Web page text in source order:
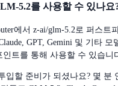
5.2를 사용할 수 있나요
에서 z-ai/glm-5.2로 퍼스트
GPT, Gemini 및 기타 모
인트를 통해 사용할 수 있습니
입할 준비가 되셨나요? 몇 분